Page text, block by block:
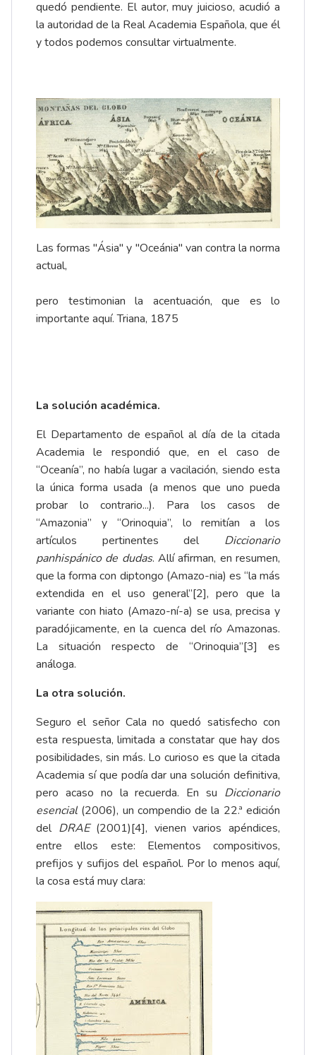
quedó pendiente. El autor, muy juicioso, acudió a
la autoridad de la Real Academia Española, que él
y todos podemos consultar virtualmente.
Las formas "Ásia" y "Oceánia" van contra la norma
actual,
pero testimonian la acentuación, que es lo
importante aquí. Triana, 1875
La solución académica.
El Departamento de español al día de la citada
Academia le respondió que, en el caso de
“Oceanía”, no había lugar a vacilación, siendo esta
la única forma usada (a menos que uno pueda
probar lo contrario...). Para los casos de
“Amazonia” y “Orinoquia”, lo remitían a los
artículos pertinentes del Diccionario
panhispánico de dudas. Allí afirman, en resumen,
que la forma con diptongo (Amazo-nia) es “la más
extendida en el uso general”[2], pero que la
variante con hiato (Amazo-ní-a) se usa, precisa y
paradójicamente, en la cuenca del río Amazonas.
La situación respecto de “Orinoquia”[3] es
análoga.
La otra solución.
Seguro el señor Cala no quedó satisfecho con
esta respuesta, limitada a constatar que hay dos
posibilidades, sin más. Lo curioso es que la citada
Academia sí que podía dar una solución definitiva,
pero acaso no la recuerda. En su Diccionario
esencial(2006), un compendio de la 22.ª edición
del DRAE(2001)[4], vienen varios apéndices,
entre ellos este: Elementos compositivos,
prefijos y sufijos del español. Por lo menos aquí,
la cosa está muy clara: